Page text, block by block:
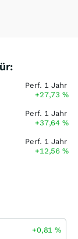
Perf. 1 Jahr
+27,73%
Perf. 1 Jahr
+37,64%
Perf. 1 Jahr
+12,56%
+0,81%